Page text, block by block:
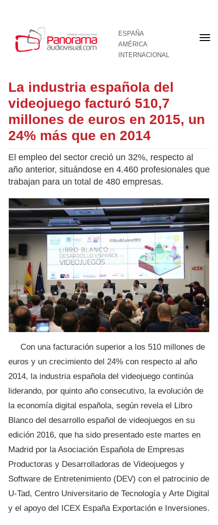
ESPAÑA
AMÉRICA
INTERNACIONAL
La industria española del
videojuego facturó 510,7
millones de euros en 2015, un
24% más que en 2014
El empleo del sector creció un 32%, respecto al
año anterior, situándose en 4.460 profesionales que
trabajan para un total de 480 empresas.
Con una facturación superior a los 510 millones de
euros y un crecimiento del 24% con respecto al año
2014, la industria española del videojuego continúa
liderando, por quinto año consecutivo, la evolución de
la economía digital española, según revela el Libro
Blanco del desarrollo español de videojuegos en su
edición 2016, que ha sido presentado este martes en
Madrid por la Asociación Española de Empresas
Productoras y Desarrolladoras de Videojuegos y
Software de Entretenimiento (DEV) con el patrocinio de
U-Tad, Centro Universitario de Tecnología y Arte Digital
y el apoyo del ICEX España Exportación e Inversiones.